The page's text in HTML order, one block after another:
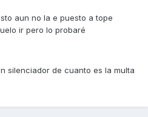
aun no la e puesto a tope
ir pero lo probaré
silenciador de cuanto es la multa